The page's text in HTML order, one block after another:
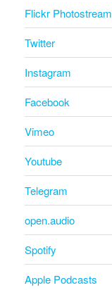
Flickr Photostream
Twitter
Instagram
Facebook
Vimeo
Youtube
Telegram
open.audio
Spotify
Apple Podcasts